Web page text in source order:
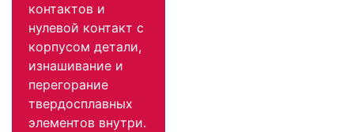
контактов и
нулевой контакт с
корпусом детали,
изнашивание и
перегорание
твердосплавных
элементов внутри.